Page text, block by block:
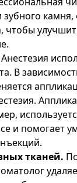
зубного
чтобы
Анестезия
В
и помогает
тканей.